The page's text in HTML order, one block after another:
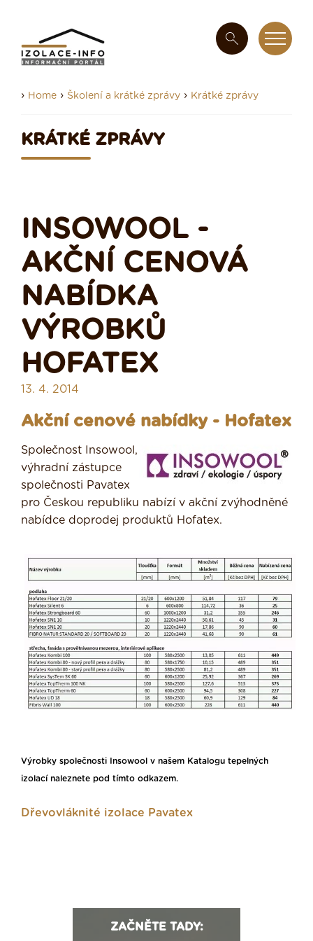
› Home › Školení a krátké zprávy › Krátké zprávy
KRÁTKÉ ZPRÁVY
INSOWOOL -
AKČNÍ CENOVÁ
NABÍDKA
VÝROBKŮ
HOFATEX
13. 4. 2014
Akční cenové nabídky - Hofatex
Společnost Insowool,
výhradní zástupce
společnosti Pavatex
pro Českou republiku nabízí v akční zvýhodněné
nabídce doprodej produktů Hofatex.
Výrobky společnosti Insowool v našem Katalogu tepelných
izolací naleznete pod tímto odkazem.
Dřevovláknité izolace Pavatex
ZAČNĚTE TADY: